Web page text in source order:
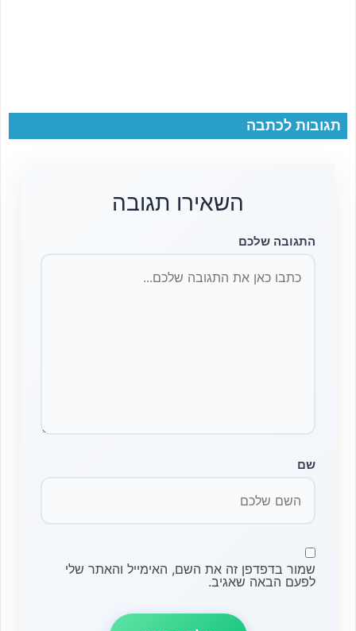
תגובות לכתבה
השאירו תגובה
התגובה שלכם
שם
שמור בדפדפן זה את השם, האימייל והאתר שלי
לפעם הבאה שאגיב.